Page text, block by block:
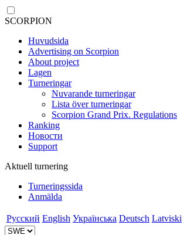
SCORPION
Huvudsida
Advertising on Scorpion
About project
Lagen
Turneringar
Nuvarande turneringar
Lista över turneringar
Scorpion Grand Prix. Regulations
Ranking
Новости
Support
Aktuell turnering
Turneringssida
Anmälda
Русский English Українська Deutsch Latviski